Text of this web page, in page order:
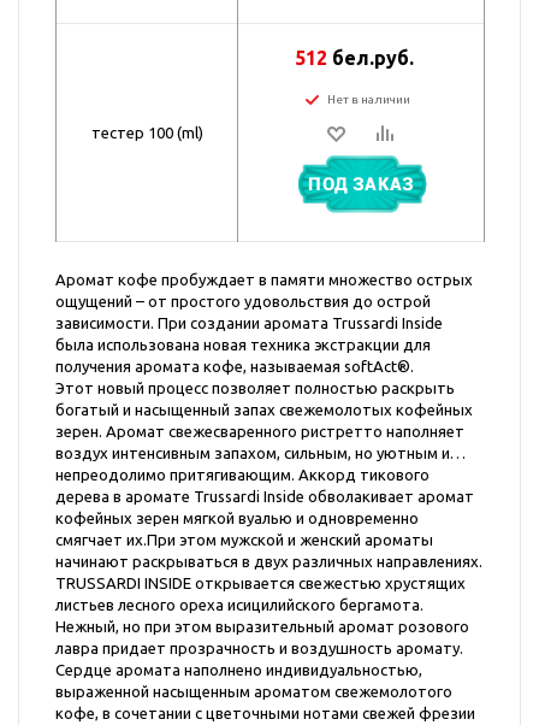
тестер 100 (ml)
512 бел.руб.
Нет в наличии
ПОД ЗАКАЗ
Аромат кофе пробуждает в памяти множество острых
ощущений – от простого удовольствия до острой
зависимости. При создании аромата Trussardi Inside
была использована новая техника экстракции для
получения аромата кофе, называемая softAct®.
Этот новый процесс позволяет полностью раскрыть
богатый и насыщенный запах свежемолотых кофейных
зерен. Аромат свежесваренного ристретто наполняет
воздух интенсивным запахом, сильным, но уютным и…
непреодолимо притягивающим. Аккорд тикового
дерева в аромате Trussardi Inside обволакивает аромат
кофейных зерен мягкой вуалью и одновременно
смягчает их.При этом мужской и женский ароматы
начинают раскрываться в двух различных направлениях.
TRUSSARDI INSIDE открывается свежестью хрустящих
листьев лесного ореха исицилийского бергамота.
Нежный, но при этом выразительный аромат розового
лавра придает прозрачность и воздушность аромату.
Сердце аромата наполнено индивидуальностью,
выраженной насыщенным ароматом свежемолотого
кофе, в сочетании с цветочными нотами свежей фрезии